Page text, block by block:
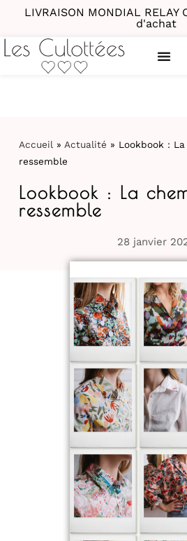
LIVRAISON MONDIAL RELAY
d'achat
Accueil » Actualité » Lookbook :
ressemble
Lookbook : La
ressemble
28 janvier